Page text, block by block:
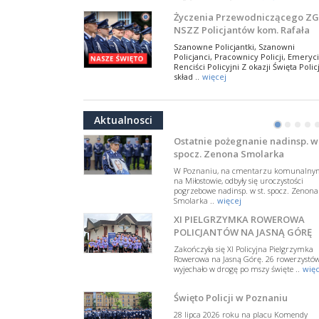
Życzenia Przewodniczącego ZG
NSZZ Policjantów kom. Rafała
Jankowskiego z okazji Święta
Policji 2026
Szanowne Policjantki, Szanowni
Policjanci, Pracownicy Policji,
Renciści Policyjni Z okazji Święta
skład .. więcej
NSZZ Policjantów: Policja nie
W przestrzeni publicznej po raz
pojawiły się wypowiedzi, które
w funkcjonariuszki i funkcjonariuszy
Policj .. więcej
Dodatkowe zarobkowanie
policjantów. NSZZP: obecne
rozwiązania wymagają zmian
zmiany przepisów regulujących
podejmowanie przez policjantów
dodatkowej pracy zarobkowe ..
więcej
Krok 1. Umorzenie. Krok 2.
z hejtem
Postępowanie dotyczące interwencji
Policji w miejscu zamieszkania red.
Tomasza Sakiewicza zostało
Aktualnosci
•• • •
NSZZ Policjantów
Na zaproszenie Zarządu Głównego NSZZ
Policjantów w Polsce gościł Rafael
Departamentu Policji w Nowym Jorku, o
.. więcej
PAMIĘTAMY I ODDAJMY HOŁD
SIERŻ. MARKOWI SIENICKIEMU
poświęconą starszemu sierżantowi Mar
Ostatnie pożegnanie nadinsp. w
spocz. Zenona Smolarka
W Poznaniu, na cmentarzu
na Miłostowie, odbyły się uroczystości
pogrzebowe nadinsp. w st. spocz. Zenona
Smolarka .. więcej
XI PIELGRZYMKA ROWEROWA
POLICJANTÓW NA JASNĄ GÓRĘ
Zakończyła się XI Policyjna Pielgrzymka
Rowerowa na Jasną Górę. 26
wyjechało w drogę po mszy święte ..
Święto Policji w Poznaniu
28 lipca 2026 roku na placu Komendy